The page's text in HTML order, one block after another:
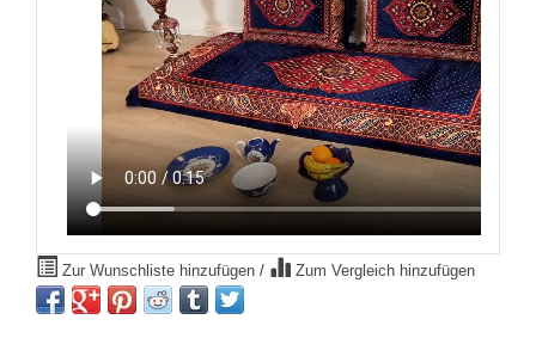
Zur Wunschliste hinzufügen/ Zum Vergleich hinzufügen